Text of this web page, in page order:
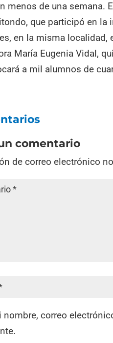
menos de una semana.
que participó en la
en la misma localidad,
María Eugenia Vidal,
a mil alumnos de
comentario
de correo electrónico
nombre, correo